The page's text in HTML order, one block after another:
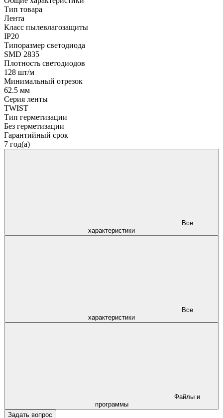
Тип товара
Лента
Класс пылевлагозащиты
IP20
Типоразмер светодиода
SMD 2835
Плотность светодиодов
128 шт/м
Минимальный отрезок
62.5 мм
Серия ленты
TWIST
Тип герметизации
Без герметизации
Гарантийный срок
7 год(а)
характеристики
характеристики
программы
Задать вопрос